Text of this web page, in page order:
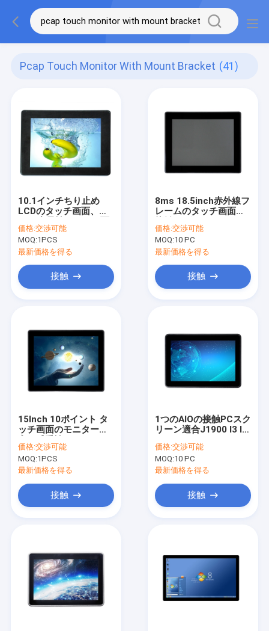
Pcap Touch Monitor With Mount Bracket (41)
10.1インチちり止め
LCDのタッチ画面、
のモニター
価格:交渉可能
MOQ:1PCS
最新価格を得る
接触
8ms 18.5inch赤外線フ
レームのタッチ画面多
価格:交渉可能
MOQ:10 PC
最新価格を得る
接触
15Inch 10ポイント タ
ッチ画面のモニター、
ッチスクリーン
価格:交渉可能
MOQ:1PCS
最新価格を得る
接触
1つのAIOの接触PCスク
リーン適合J1900 I3 I5
OEMすべて50-60のHz
価格:交渉可能
MOQ:10 PC
最新価格を得る
接触